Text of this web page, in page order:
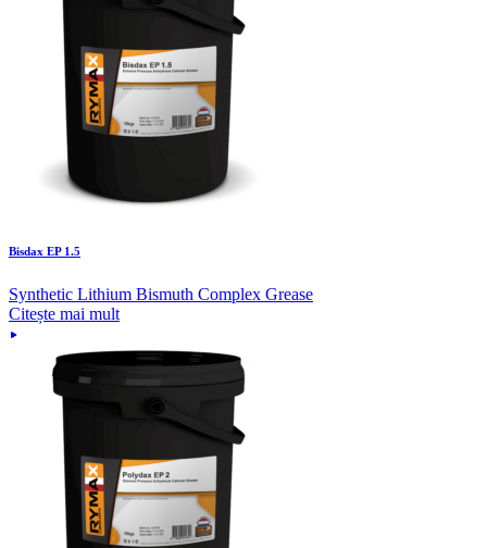
Bisdax EP 1.5
Synthetic Lithium Bismuth Complex Grease
Citește mai mult